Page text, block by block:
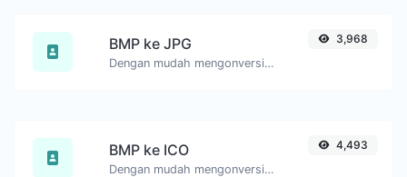
BMP ke JPG
Dengan mudah mengonversi file gambar BMP ke JPG.
3,968
BMP ke ICO
Dengan mudah mengonversi file gambar BMP ke ICO.
4,493